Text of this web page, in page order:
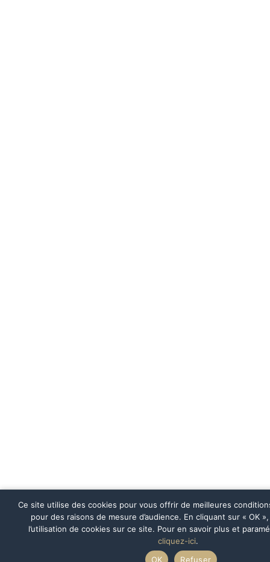
Ce site utilise des cookies pour vous offrir de meilleures
pour des raisons de mesure d’audience. En cliquant sur « OK
l’utilisation de cookies sur ce site. Pour en savoir plus et
cliquez-ici.
OK
Refuser